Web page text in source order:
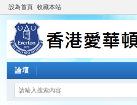
設為首頁 收藏本站
論壇